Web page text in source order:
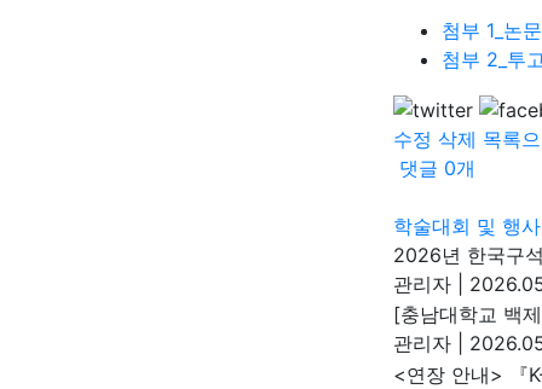
첨부 1_논
첨부 2_투
수정 삭제 목록
댓글 0개
학술대회 및 행사
2026년 한국구
관리자
[충남대학교 백
관리자
<연장 안내> 『